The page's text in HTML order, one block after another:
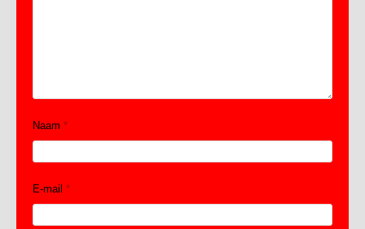
Naam *
E-mail *